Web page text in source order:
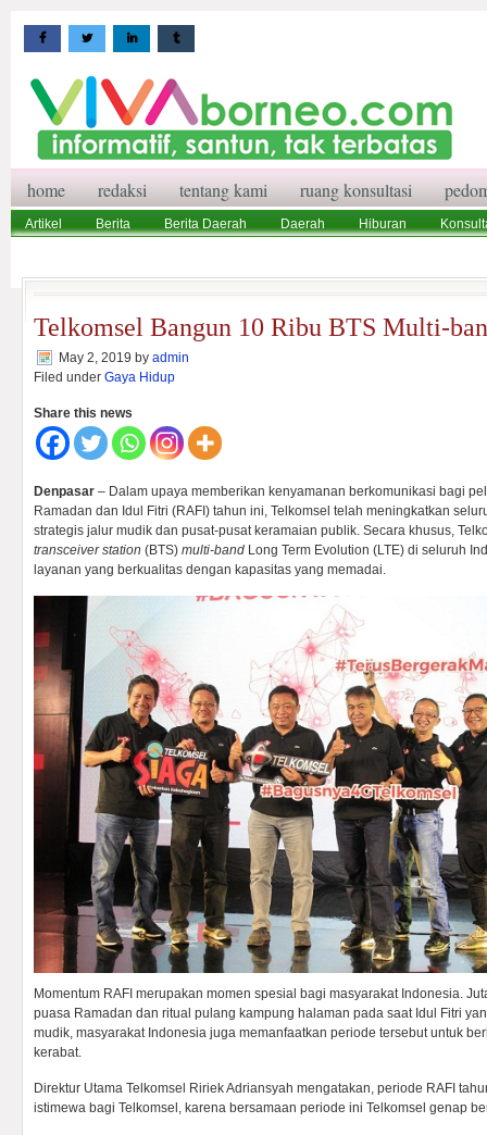
home redaksi tentang kami ruang konsultasi
Artikel Berita Berita Daerah Daerah Hiburan
Telkomsel Bangun 10 Ribu BTS Multi-
May 2, 2019 by admin
Filed under Gaya Hidup
Share this news
Denpasar – Dalam upaya memberikan kenyamanan berkomunikasi bagi
Ramadan dan Idul Fitri (RAFI) tahun ini, Telkomsel telah meningkatkan
strategis jalur mudik dan pusat-pusat keramaian publik. Secara khusus,
transceiver station (BTS) multi-band Long Term Evolution (LTE) di seluruh
layanan yang berkualitas dengan kapasitas yang memadai.
Momentum RAFI merupakan momen spesial bagi masyarakat Indonesia.
puasa Ramadan dan ritual pulang kampung halaman pada saat Idul Fitri
mudik, masyarakat Indonesia juga memanfaatkan periode tersebut untuk
kerabat.
Direktur Utama Telkomsel Ririek Adriansyah mengatakan, periode RAFI
istimewa bagi Telkomsel, karena bersamaan periode ini Telkomsel genap